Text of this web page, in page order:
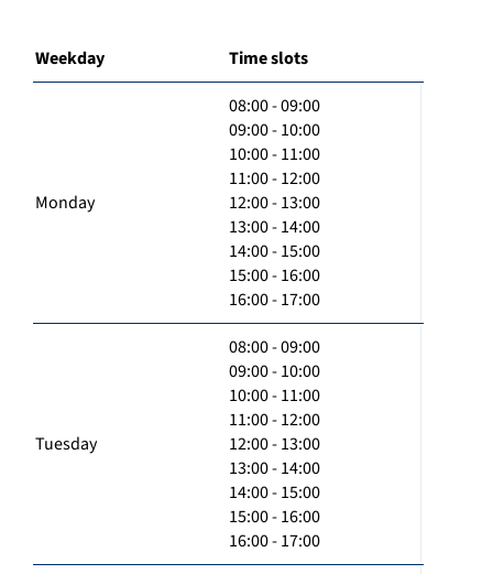
Weekday Time slots
Monday
08:00 - 09:00
09:00 - 10:00
10:00 - 11:00
11:00 - 12:00
12:00 - 13:00
13:00 - 14:00
14:00 - 15:00
15:00 - 16:00
16:00 - 17:00
Tuesday
08:00 - 09:00
09:00 - 10:00
10:00 - 11:00
11:00 - 12:00
12:00 - 13:00
13:00 - 14:00
14:00 - 15:00
15:00 - 16:00
16:00 - 17:00